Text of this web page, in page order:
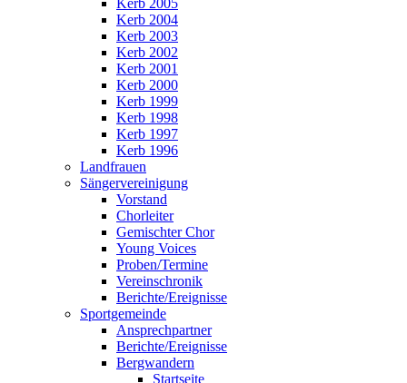
Kerb 2004
Kerb 2003
Kerb 2002
Kerb 2001
Kerb 2000
Kerb 1999
Kerb 1998
Kerb 1997
Kerb 1996
Landfrauen
Sängervereinigung
Vorstand
Chorleiter
Gemischter Chor
Young Voices
Proben/Termine
Vereinschronik
Berichte/Ereignisse
Sportgemeinde
Ansprechpartner
Berichte/Ereignisse
Bergwandern
Startseite